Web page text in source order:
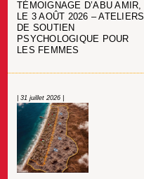
TÉMOIGNAGE D’ABU AMIR,
LE 3 AOÛT 2026 – ATELIERS
DE SOUTIEN
PSYCHOLOGIQUE POUR
LES FEMMES
| 31 juillet 2026 |